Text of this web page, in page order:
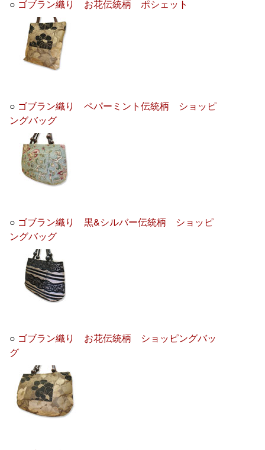
○ ゴブラン織り お花伝統柄 ポシェット
○ ゴブラン織り ペパーミント伝統柄 ショッピ
ングバッグ
○ ゴブラン織り 黒&シルバー伝統柄 ショッピ
ングバッグ
○ ゴブラン織り お花伝統柄 ショッピングバッ
グ